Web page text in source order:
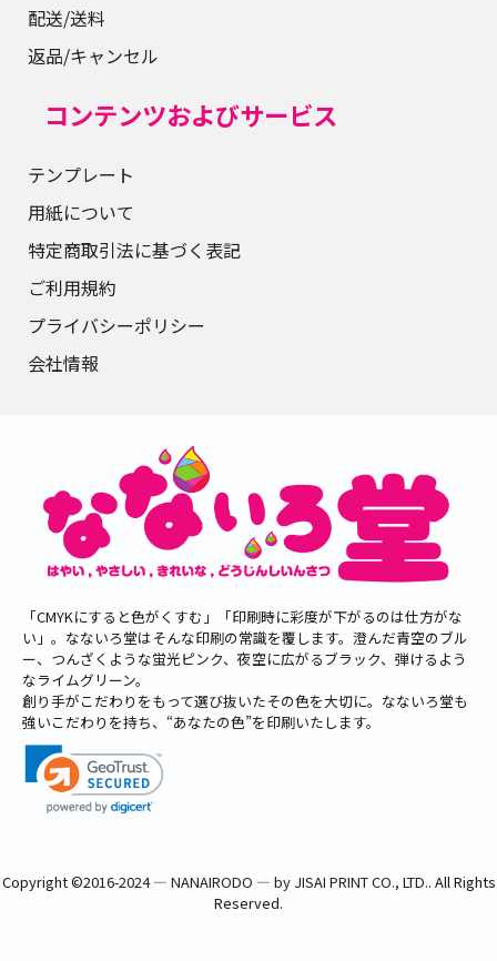
配送/送料
返品/キャンセル
コンテンツおよびサービス
テンプレート
用紙について
特定商取引法に基づく表記
ご利用規約
プライバシーポリシー
会社情報
「CMYKにすると色がくすむ」「印刷時に彩度が下がるのは仕方がな
い」。なないろ堂はそんな印刷の常識を覆します。澄んだ青空のブル
ー、つんざくような蛍光ピンク、夜空に広がるブラック、弾けるよう
なライムグリーン。
創り手がこだわりをもって選び抜いたその色を大切に。なないろ堂も
強いこだわりを持ち、“あなたの色”を印刷いたします。
Copyright ©2016-2024 ― NANAIRODO ― by JISAI PRINT CO., LTD.. All Rights
Reserved.